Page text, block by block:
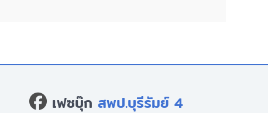
เฟซบุ๊ก สพป.บุรีรัมย์ 4